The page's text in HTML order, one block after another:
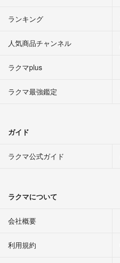
ランキング
人気商品チャンネル
ラクマplus
ラクマ最強鑑定
ガイド
ラクマ公式ガイド
ラクマについて
会社概要
利用規約